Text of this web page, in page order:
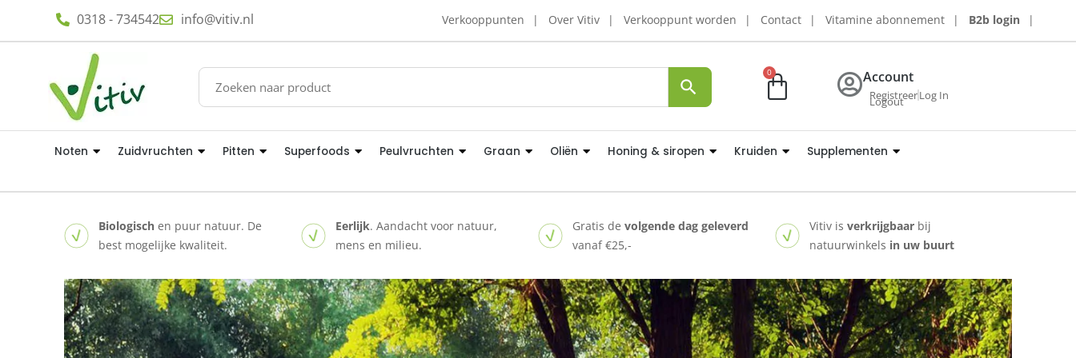
0318 - 734542 info@vitiv.nl Verkooppunten Over Vitiv Verkooppunt worden Contact Vitamine abonnement B2b login
0 Account
RegistreerLog In
Logout
Noten Zuidvruchten Pitten Superfoods Peulvruchten Graan Oliën Honing & siropen Kruiden Supplementen
Biologisch en puur natuur. De
best mogelijke kwaliteit.
Eerlijk. Aandacht voor natuur,
mens en milieu.
Gratis devolgende dag geleverd
vanaf €25,-
Vitiv isverkrijgbaar bij
natuurwinkels in uw buurt